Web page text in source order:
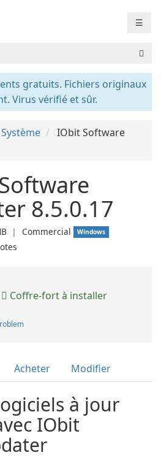
☰
gratuits. Fichiers originaux
Virus vérifié et sûr.
IObit Software
8.5.0.17
❘ Commercial Windows
Coffre-fort à installer
Acheter Modifier
à jour
IObit